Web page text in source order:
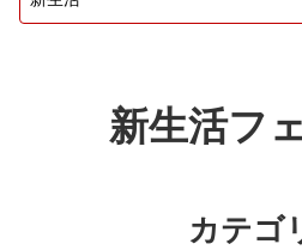
新生活フ
カテゴ